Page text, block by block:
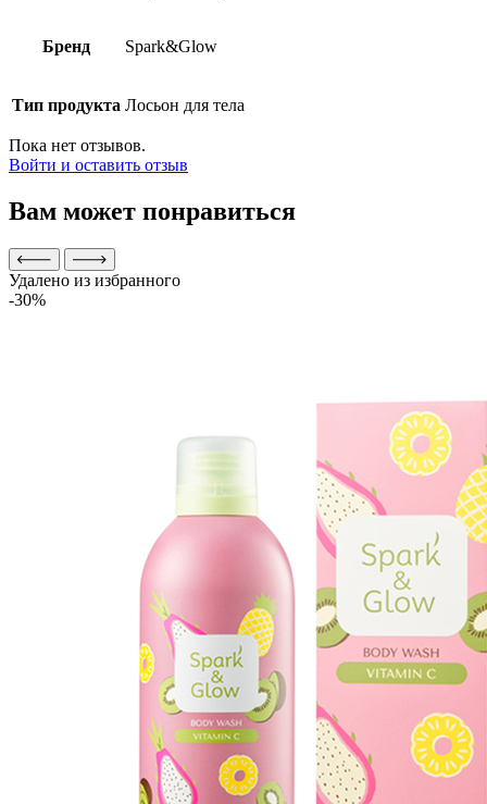
Бренд Spark&Glow
Тип продукта Лосьон для тела
Пока нет отзывов.
Войти и оставить отзыв
Вам может понравиться
Удалено из избранного
-30%